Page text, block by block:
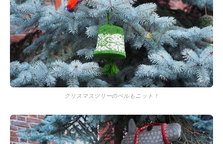
クリスマスツリーのベルもニット！